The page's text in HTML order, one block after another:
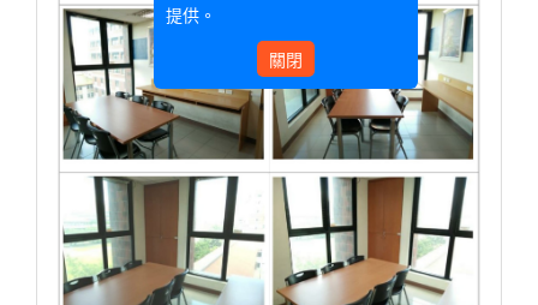
提供。
關閉